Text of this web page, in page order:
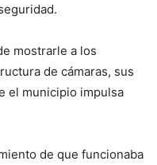
mostrarle a los
de cámaras, sus
el municipio impulsa
de que funcionaba